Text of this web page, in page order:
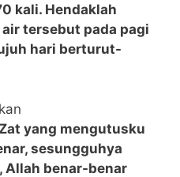
kali. Hendaklah
tersebut pada pagi
hari berturut-
yang mengutusku
sesungguhya
Allah benar-benar